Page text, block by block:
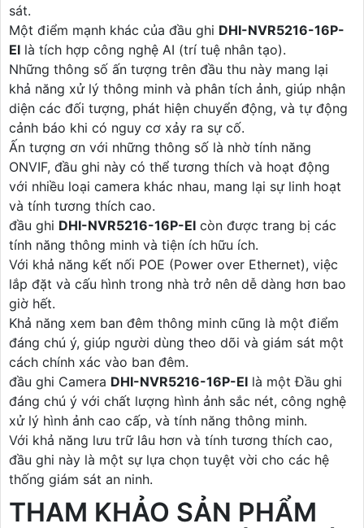
sát.
Một điểm mạnh khác của đầu ghi DHI-NVR5216-16P-
EI là tích hợp công nghệ AI (trí tuệ nhân tạo).
Những thông số ấn tượng trên đầu thu này mang lại
khả năng xử lý thông minh và phân tích ảnh, giúp nhận
diện các đối tượng, phát hiện chuyển động, và tự động
cảnh báo khi có nguy cơ xảy ra sự cố.
Ấn tượng ơn với những thông số là nhờ tính năng
ONVIF, đầu ghi này có thể tương thích và hoạt động
với nhiều loại camera khác nhau, mang lại sự linh hoạt
và tính tương thích cao.
đầu ghi DHI-NVR5216-16P-EI còn được trang bị các
tính năng thông minh và tiện ích hữu ích.
Với khả năng kết nối POE (Power over Ethernet), việc
lắp đặt và cấu hình trong nhà trở nên dễ dàng hơn bao
giờ hết.
Khả năng xem ban đêm thông minh cũng là một điểm
đáng chú ý, giúp người dùng theo dõi và giám sát một
cách chính xác vào ban đêm.
đầu ghi Camera DHI-NVR5216-16P-EI là một Đầu ghi
đáng chú ý với chất lượng hình ảnh sắc nét, công nghệ
xử lý hình ảnh cao cấp, và tính năng thông minh.
Với khả năng lưu trữ lâu hơn và tính tương thích cao,
đầu ghi này là một sự lựa chọn tuyệt vời cho các hệ
thống giám sát an ninh.
THAM KHẢO SẢN PHẨM